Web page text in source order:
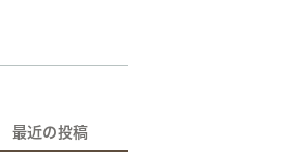
最近の投稿